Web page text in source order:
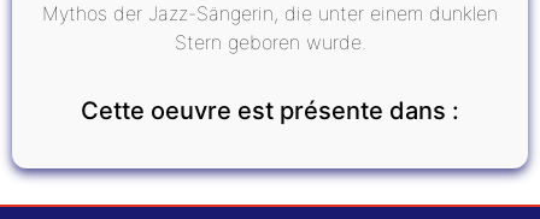
Mythos der Jazz-Sängerin, die unter einem dunklen
Stern geboren wurde.
Cette oeuvre est présente dans :